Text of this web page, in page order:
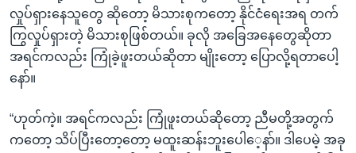
လှုပ်ရှားနေသူတွေ ဆိုတော့ မိသားစုကတော့ နိုင်ငံရေးအရ တက်
ကြွလှုပ်ရှားတဲ့ မိသားစုဖြစ်တယ်။ ခုလို အခြေအနေတွေဆိုတာ
အရင်ကလည်း ကြုံခဲ့ဖူးတယ်ဆိုတာ မျိုးတော့ ပြောလို့ရတာပေါ့
နော်။
“ဟုတ်ကဲ့။ အရင်ကလည်း ကြုံဖူးတယ်ဆိုတော့ ညီမတို့အတွက်
ကတော့ သိပ်ပြီးတော့တော့ မထူးဆန်းဘူးပေါေ့နာ်။ ဒါပေမဲ့ အခု